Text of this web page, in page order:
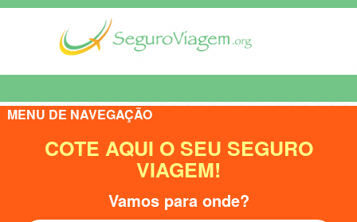
MENU DE NAVEGAÇÃO
COTE AQUI O SEU SEGURO
VIAGEM!
Vamos para onde?